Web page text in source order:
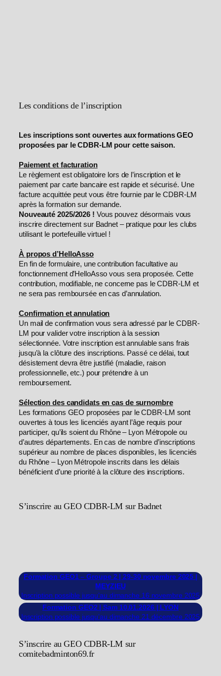
Les conditions de l’inscription
Les inscriptions sont ouvertes aux formations GEO
proposées par le CDBR-LM pour cette saison.
Paiement et facturation
Le règlement est obligatoire lors de l’inscription et le
paiement par carte bancaire est rapide et sécurisé. Une
facture acquittée peut vous être fournie par le CDBR-LM
après la formation sur demande.
Nouveauté 2025/2026 ! Vous pouvez désormais vous
inscrire directement sur Badnet – pratique pour les clubs
utilisant le portefeuille virtuel !
À propos d’HelloAsso
En fin de formulaire, une contribution facultative au
fonctionnement d’HelloAsso vous sera proposée. Cette
contribution, modifiable, ne concerne pas le CDBR-LM et
ne sera pas remboursée en cas d’annulation.
Confirmation et annulation
Un mail de confirmation vous sera adressé par le CDBR-
LM pour valider votre inscription à la session
sélectionnée. Votre inscription est annulable sans frais
jusqu’à la clôture des inscriptions. Passé ce délai, tout
désistement devra être justifié (maladie, raison
professionnelle, etc.) pour prétendre à un
remboursement.
Sélection des candidats en cas de surnombre
Les formations GEO proposées par le CDBR-LM sont
ouvertes à tous les licenciés ayant l’âge requis pour
participer, qu’ils soient du Rhône – Lyon Métropole ou
d’autres départements. En cas de nombre d’inscriptions
supérieur au nombre de places disponibles, les licenciés
du Rhône – Lyon Métropole inscrits dans les délais
bénéficient d’une priorité à la clôture des inscriptions.
S’inscrire au GEO CDBR-LM sur Badnet
Formation GEO1 – Groupe 2 | 29-30 novembre 2025 |
MEYZIEU
Inscription possible jusqu’au dimanche 16 novembre 2025
Formation GEO2 | Sam 10.01.2026 | LYON
Inscription possible jusqu’au dimanche 21 décembre 2025
S’inscrire au GEO CDBR-LM sur
comitebadminton69.fr